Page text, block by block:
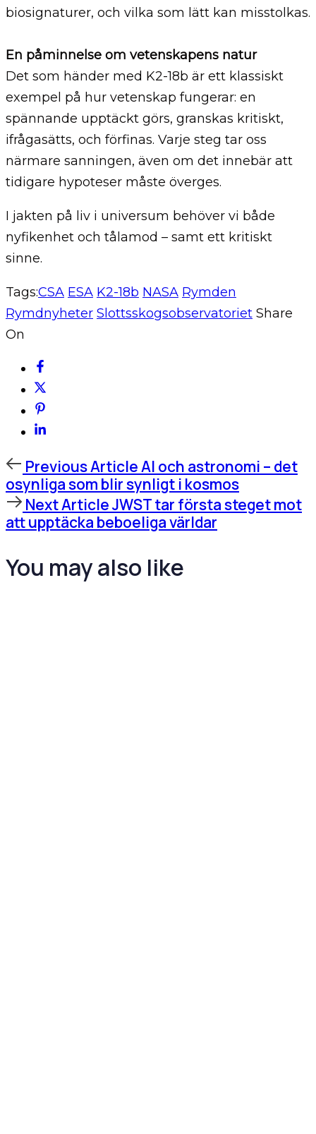
biosignaturer, och vilka som lätt kan misstolkas.
En påminnelse om vetenskapens natur
Det som händer med K2-18b är ett klassiskt
exempel på hur vetenskap fungerar: en
spännande upptäckt görs, granskas kritiskt,
ifrågasätts, och förfinas. Varje steg tar oss
närmare sanningen, även om det innebär att
tidigare hypoteser måste överges.
I jakten på liv i universum behöver vi både
nyfikenhet och tålamod – samt ett kritiskt
sinne.
Tags:CSA ESA K2-18b NASA Rymden
Rymdnyheter Slottsskogsobservatoriet Share
On
Previous
Article
Previous ArticleAI och astronomi – det
osynliga som blir synligt i kosmos
Next
Article
Next ArticleJWST tar första steget mot
att upptäcka beboeliga världar
You may also like